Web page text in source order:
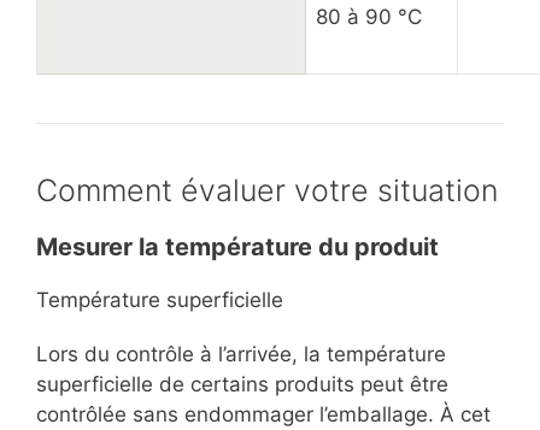
80 à 90 °C
Comment évaluer votre situation
Mesurer la température du produit
Température superficielle
Lors du contrôle à l’arrivée, la température
superficielle de certains produits peut être
contrôlée sans endommager l’emballage. À cet